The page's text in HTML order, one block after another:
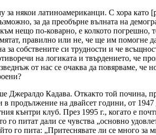
за някои латиноамериканци. С хора като
за да преобърне вълната на
нещо по-коварно, е колкото погрешно,
правилно или не, че ще им помогне
собствените си трудности и че
на логиката и твърдението, че
от нас се очаква да повярваме, че
Джералдо Кадава. Откакто той почина,
продължение на двайсет години, от 1947
кънтри клуб. През 1995 г., когато е
питат дали се чувства „основно
го пита: „Притеснявате ли се много за